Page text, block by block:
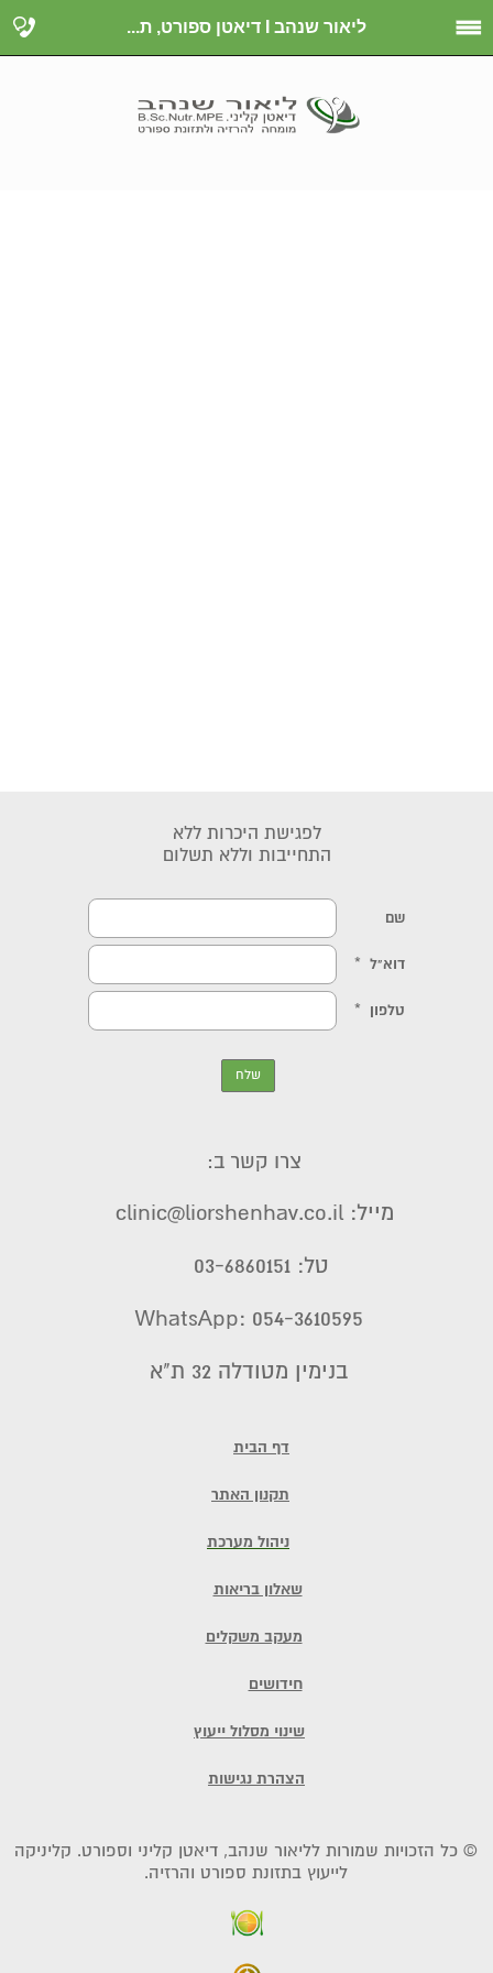
ליאור שנהב I דיאטן ספורט, ת...
© כל הזכויות שמורות לליאור שנהב, דיאטן קליני וספורט. קליניקה
לייעוץ בתזונת ספורט והרזיה.
דף הבית
תקנון האתר
ניהול מערכת
שאלון בריאות
מעקב משקלים
חידושים
שינוי מסלול ייעוץ
הצהרת נגישות
לפגישת היכרות ללא
התחייבות וללא תשלום
בנימין מטודלה 32 ת"א
צרו קשר ב:
מייל: clinic@liorshenhav.co.il
טל: 03-6860151
WhatsApp: 054-3610595